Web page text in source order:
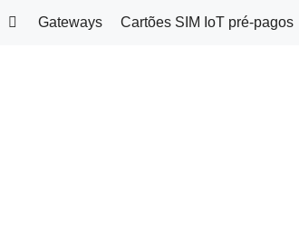
Gateways Cartões SIM IoT pré-pagos